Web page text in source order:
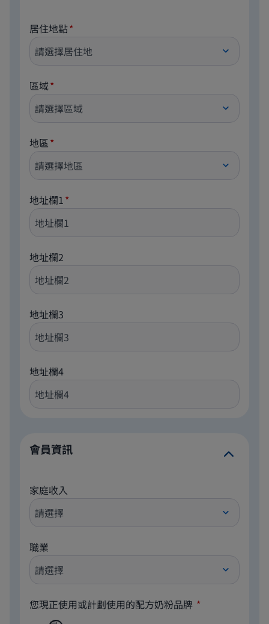
居住地點
區域
地區
地址欄1
地址欄2
地址欄3
地址欄4
會員資訊
家庭收入
職業
您現正使用或計劃使用的配方奶粉品牌